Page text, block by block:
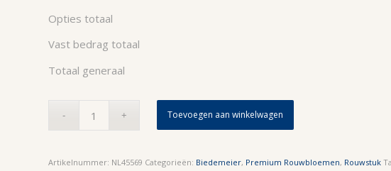
Opties totaal
Vast bedrag totaal
Totaal generaal
Toevoegen aan winkelwagen
Artikelnummer: NL45569 Categorieën: Biedemeier, Premium Rouwbloemen, Rouwstuk